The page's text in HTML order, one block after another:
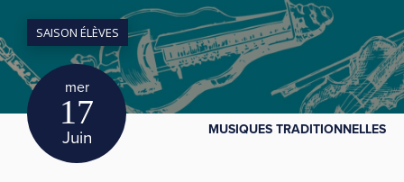
mer
17
Juin
SAISON ÉLÈVES
MUSIQUES TRADITIONNELLES